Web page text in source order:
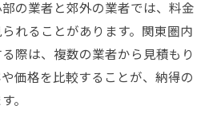
用の勘定科目と仕訳例を解説
た補修費用の正しい会計処理
繕費の会計上の区分とは
い補修費用の勘定科目の実例
の業者と郊外の業者では、料金
れることがあります。関東圏内
際は、複数の業者から見積もり
価格を比較することが、納得の
。